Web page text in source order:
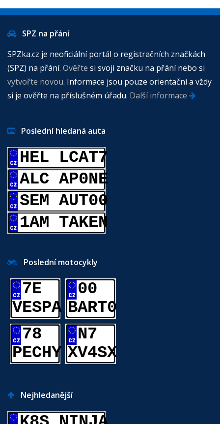
SPZ na přání
SPZka.cz je neoficiální portál o registračních značkách
(SPZ) na přání. Ověřte si svoji značku na přání nebo si
vytvořte novou. Informace jsou pouze orientační a vždy
si je ověřte na příslušném úřadu. Další informace
Poslední hledaná auta
HEL LCAT7
ALC AP0NE
SEM AUT00
1AM TAKEN
Poslední motocykly
7E
VESPA
00
BART0
78
PECHY
N7
XV4SX
Nejhledanější